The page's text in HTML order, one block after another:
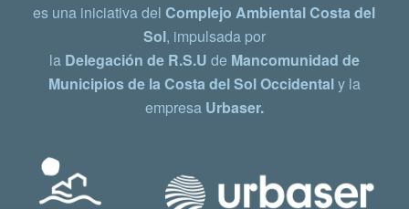
es una iniciativa delComplejo Ambiental Costa del
Sol, impulsada por
la Delegación de R.S.U de Mancomunidad de
Municipios de la Costa del Sol Occidentaly la
empresa Urbaser.